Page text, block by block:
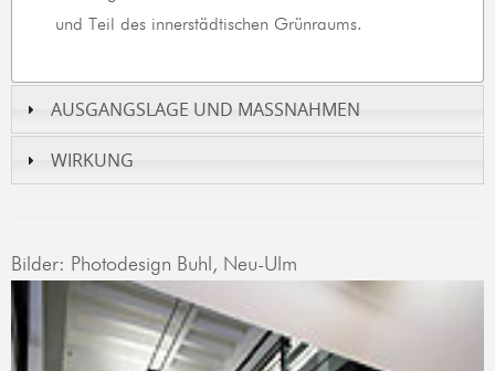
und Teil des innerstädtischen Grünraums.
AUSGANGSLAGE UND MASSNAHMEN
WIRKUNG
Bilder: Photodesign Buhl, Neu-Ulm